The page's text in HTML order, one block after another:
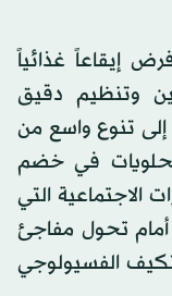
إيقاعاً غذائياً
وتنظيم دقيق
إلى تنوع واسع من
في خضم
الاجتماعية التي
أمام تحول مفاجئ
30 يوماً من التكيف الفسيولوجي